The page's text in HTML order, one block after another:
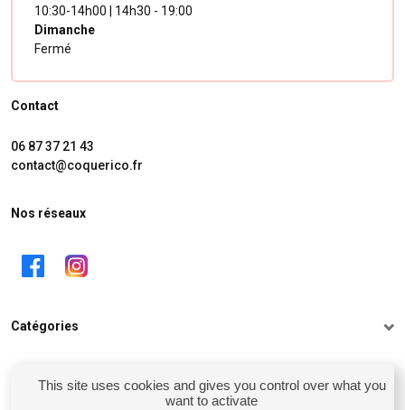
10:30-14h00 | 14h30 - 19:00
Dimanche
Fermé
Contact
06 87 37 21 43
contact@coquerico.fr
Nos réseaux
Catégories
This site uses cookies and gives you control over what you
want to activate